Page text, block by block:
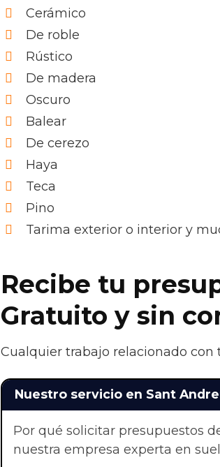
Cerámico
De roble
Rústico
De madera
Oscuro
Balear
De cerezo
Haya
Teca
Pino
Tarima exterior o interior y
Recibe tu
Gratuito y sin
Cualquier trabajo relacionado con
Nuestro servicio en Sant
Por qué solicitar presupuestos
nuestra empresa experta en